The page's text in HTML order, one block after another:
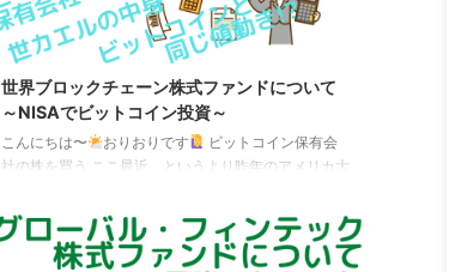
世界ブロックチェーン株式ファンドについて
～NISAでビットコイン投資～
こんにちは〜 おりおりです
ビットコイン保有会
社の株を買う ここ最近、というより昨年のアメリカ大
が再注目されています。 しかし、株（分離課税で
20.315％固定）とは違い、ビットコインも含む仮想通
貨（暗号資産）の売買で得た利益は雑所得扱い（累進